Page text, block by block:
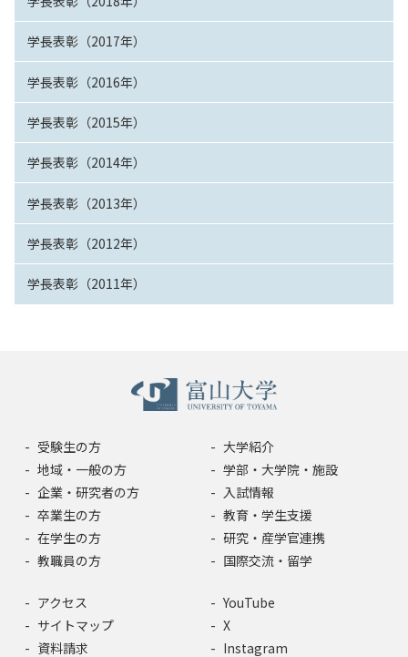
学長表彰（2017年）
学長表彰（2016年）
学長表彰（2015年）
学長表彰（2014年）
学長表彰（2013年）
学長表彰（2012年）
学長表彰（2011年）
受験生の方
地域・一般の方
企業・研究者の方
卒業生の方
在学生の方
教職員の方
大学紹介
学部・大学院・施設
入試情報
教育・学生支援
研究・産学官連携
国際交流・留学
アクセス
サイトマップ
資料請求
YouTube
X
Instagram